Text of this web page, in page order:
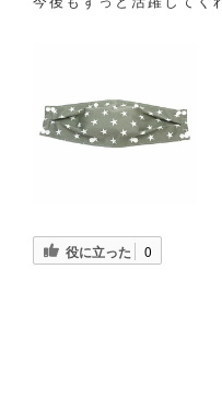
役に立った 0